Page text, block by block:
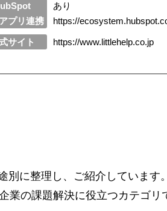
プリ連携
あり
https://
サイト https://www.littlehelp.co.jp
別に整理し、ご紹介していま
業の課題解決に役立つカテゴリ